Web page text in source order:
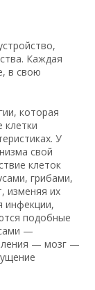
Каждая
в свою
которая
У
свой
клеток
грибами,
изменяя их
инфекции,
подобные
—
— мозг —